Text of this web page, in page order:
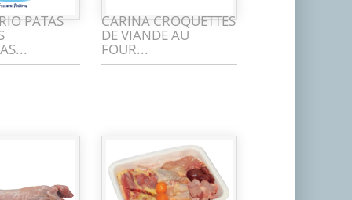
PATAS CARINA CROQUETTES
DE VIANDE AU
FOUR...